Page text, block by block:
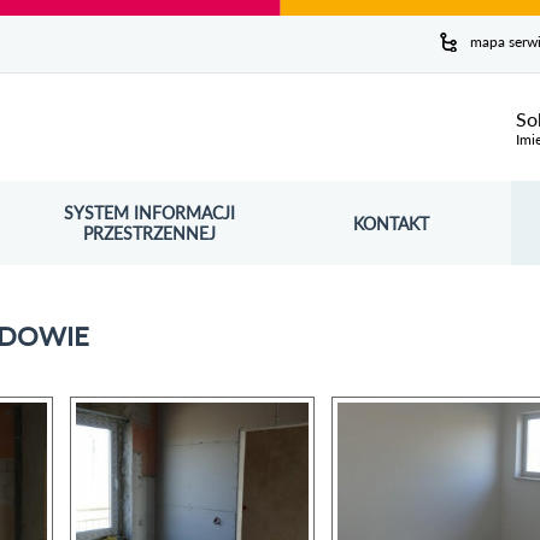
mapa
SYSTEM INFORMACJI
PRZESTRZENNEJ
OTWORZY SIĘ W NOWYM OKNIE KONTAKT